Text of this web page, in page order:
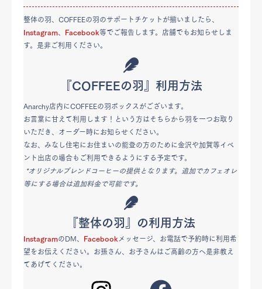
整体の羽、COFFEEの羽のサポートチケットが揃いましたら、
Instagram
Facebook等でご報告します。店舗でもお知らせしま
す。是非ご利用ください。
『COFFEEの羽』利用方法
Anarchy店内にCOFFEEの羽ボックスがございます。
お言葉に甘えて利用します！という方はそちらから羽を一つお取り
いただき、オーダー時にお知らせください。
なお、みなし住宅にお住まいの能登の方のために金沢や加賀等イベ
ント出店の場合もご利用できるようにする予定です。
*オリジナルブレンドコーヒーの提供となります。追加でカフェオレ
等にする場合は追加料金で可能です。
『整体の羽』の利用方法
InstagramのDM、 Facebook メッセージ、お電話で予約時に利用希
望をお伝えください。お孫さん、お子さんはご高齢の方へ是非教え
てあげてください。